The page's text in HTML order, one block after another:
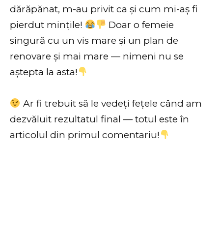
dărăpănat, m-au privit ca și cum mi-aș fi
pierdut mințile!
Doar o femeie
singură cu un vis mare și un plan de
renovare și mai mare — nimeni nu se
aștepta la asta!
Ar fi trebuit să le vedeți fețele când am
dezvăluit rezultatul final — totul este în
articolul din primul comentariu!